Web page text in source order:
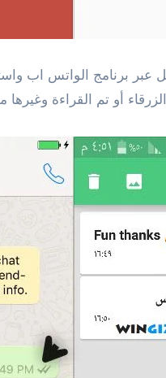
برنامج الواتس اب
أو تم القراءة